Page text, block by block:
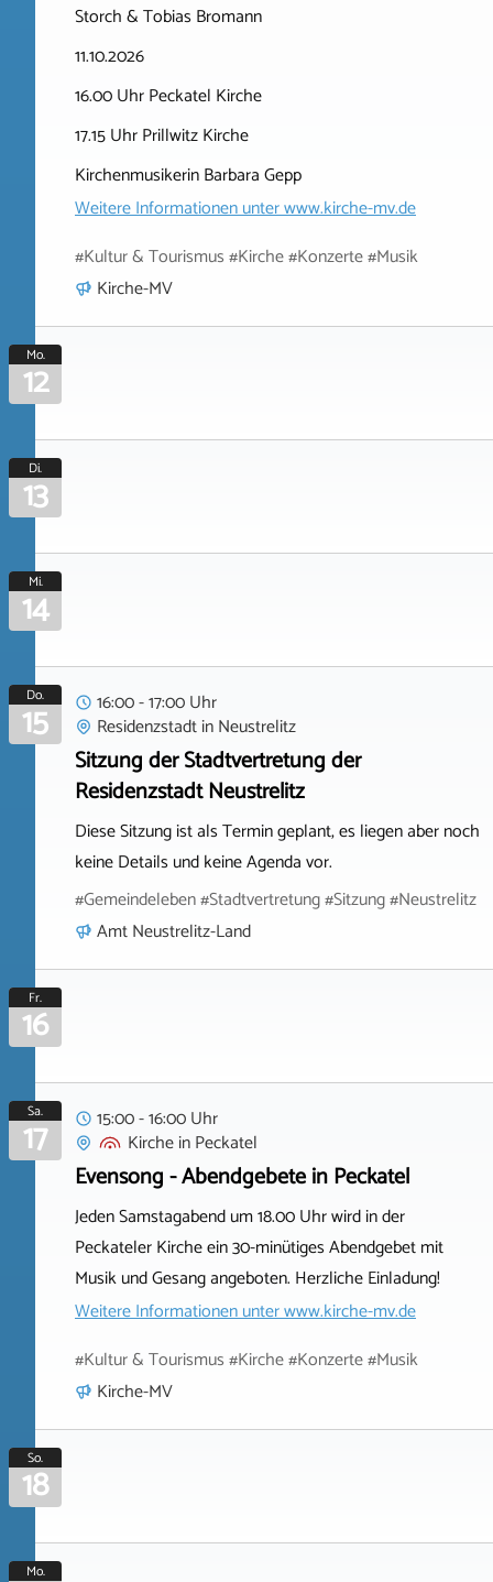
Storch & Tobias Bromann
11.10.2026
16.00 Uhr Peckatel Kirche
17.15 Uhr Prillwitz Kirche
Kirchenmusikerin Barbara Gepp
Weitere Informationen unterwww.kirche-mv.de
#Kultur & Tourismus #Kirche #Konzerte #Musik
Kirche-MV
Mo.
12
Di.
13
Mi.
14
Do.
15
16:00 - 17:00 Uhr
ResidenzstadtinNeustrelitz
Sitzung der Stadtvertretung der
Residenzstadt Neustrelitz
Diese Sitzung ist als Termin geplant, es liegen aber noch
keine Details und keine Agenda vor.
#Gemeindeleben #Stadtvertretung #Sitzung #Neustrelitz
Amt Neustrelitz-Land
Fr.
16
Sa.
17
15:00 - 16:00 Uhr
KircheinPeckatel
Evensong - Abendgebete in Peckatel
Jeden Samstagabend um 18.00 Uhr wird in der
Peckateler Kirche ein 30-minütiges Abendgebet mit
Musik und Gesang angeboten. Herzliche Einladung!
Weitere Informationen unterwww.kirche-mv.de
#Kultur & Tourismus #Kirche #Konzerte #Musik
Kirche-MV
So.
18
Mo.